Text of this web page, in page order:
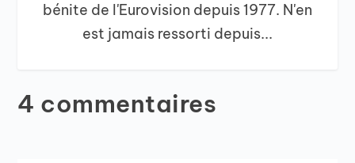
bénite de l'Eurovision depuis 1977. N'en
est jamais ressorti depuis...
4 commentaires